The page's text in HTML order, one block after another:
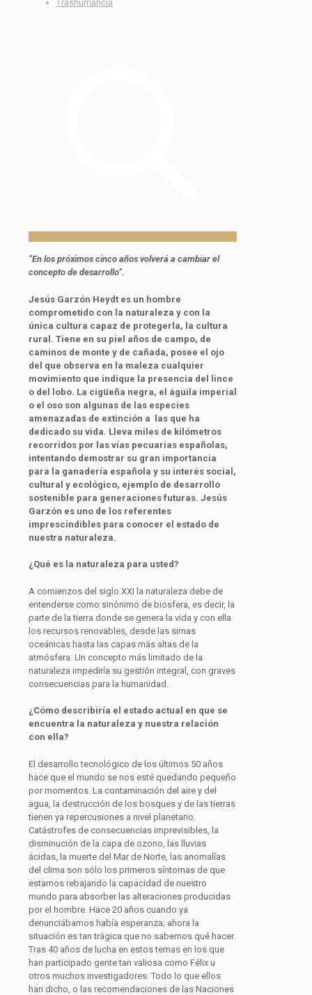
Trashumancia
“En los próximos cinco años volverá a cambiar el
concepto de desarrollo”.
Jesús Garzón Heydt es un hombre
comprometido con la naturaleza y con la
única cultura capaz de protegerla, la cultura
rural. Tiene en su piel años de campo, de
caminos de monte y de cañada, posee el ojo
del que observa en la maleza cualquier
movimiento que indique la presencia del lince
o del lobo. La cigüeña negra, el águila imperial
o el oso son algunas de las especies
amenazadas de extinción a las que ha
dedicado su vida. Lleva miles de kilómetros
recorridos por las vías pecuarias españolas,
intentando demostrar su gran importancia
para la ganadería española y su interés social,
cultural y ecológico, ejemplo de desarrollo
sostenible para generaciones futuras. Jesús
Garzón es uno de los referentes
imprescindibles para conocer el estado de
nuestra naturaleza.
¿Qué es la naturaleza para usted?
A comienzos del siglo XXI la naturaleza debe de
entenderse como sinónimo de biosfera, es decir, la
parte de la tierra donde se genera la vida y con ella
los recursos renovables, desde las simas
oceánicas hasta las capas más altas de la
atmósfera. Un concepto más limitado de la
naturaleza impediría su gestión integral, con graves
consecuencias para la humanidad.
¿Cómo describiría el estado actual en que se
encuentra la naturaleza y nuestra relación
con ella?
El desarrollo tecnológico de los últimos 50 años
hace que el mundo se nos esté quedando pequeño
por momentos. La contaminación del aire y del
agua, la destrucción de los bosques y de las tierras
tienen ya repercusiones a nivel planetario.
Catástrofes de consecuencias imprevisibles, la
disminución de la capa de ozono, las lluvias
ácidas, la muerte del Mar de Norte, las anomalías
del clima son sólo los primeros síntomas de que
estamos rebajando la capacidad de nuestro
mundo para absorber las alteraciones producidas
por el hombre. Hace 20 años cuando ya
denunciábamos había esperanza; ahora la
situación es tan trágica que no sabemos qué hacer.
Tras 40 años de lucha en estos temas en los que
han participado gente tan valiosa como Félix u
otros muchos investigadores. Todo lo que ellos
han dicho, o las recomendaciones de las Naciones